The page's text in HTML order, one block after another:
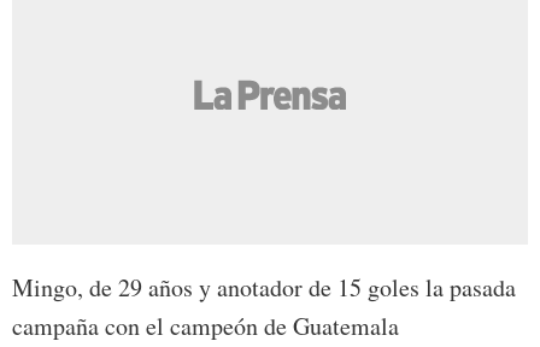
Mingo, de 29 años y anotador de 15 goles la pasada
campaña con el campeón de Guatemala